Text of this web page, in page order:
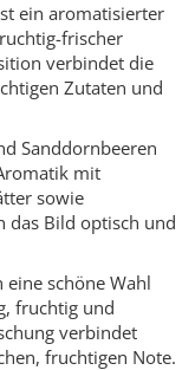
ein aromatisierter
frischer
verbindet die
Zutaten und
Sanddornbeeren
mit
sowie
das Bild optisch und
schöne Wahl
fruchtig und
verbindet
fruchtigen Note.